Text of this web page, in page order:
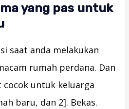
yang pas untuk
saat anda melakukan
rumah perdana. Dan
cocok untuk keluarga
baru, dan 2]. Bekas.